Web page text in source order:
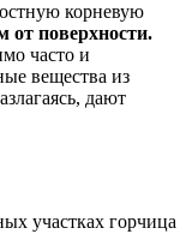
корневую
от поверхности.
часто и
вещества из
дают
участках горчица